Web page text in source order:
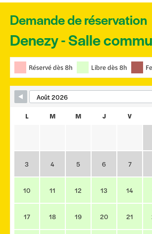
Demande de réservation
Skip Booking Form
Denezy - Salle
Réservé dès 8h Libre dès 8h
L M M J V
3 4 5 6 7
10 11 12 13 14
17 18 19 20 21